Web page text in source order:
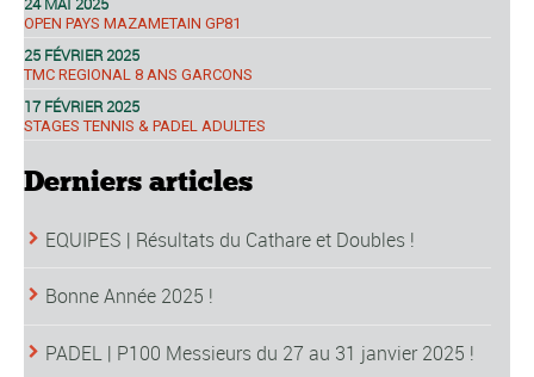
OPEN PAYS MAZAMETAIN GP81
25 FÉVRIER 2025
TMC REGIONAL 8 ANS GARCONS
17 FÉVRIER 2025
STAGES TENNIS & PADEL ADULTES
Derniers articles
EQUIPES | Résultats du Cathare et Doubles !
Bonne Année 2025 !
PADEL | P100 Messieurs du 27 au 31 janvier 2025 !